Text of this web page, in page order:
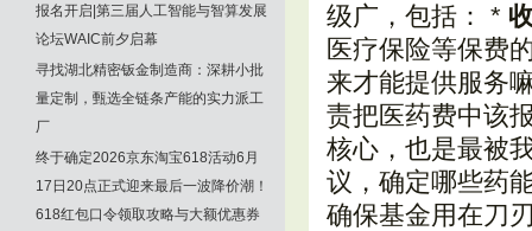
级广，包括： *
医疗保险等保费
来才能提供服务
责把医药费中该
核心，也是最被
议，确定哪些药
确保基金用在刀
报名开启|第三届人工智能与智算发展
论坛WAIC前夕启幕
寻找湖北精密钣金制造商：深耕小批
量定制，甄选全链条产能的实力派工
厂
终于确定2026京东淘宝618活动6月
17日20点正式迎来最后一波降价潮！
618红包口令领取攻略与大额优惠券